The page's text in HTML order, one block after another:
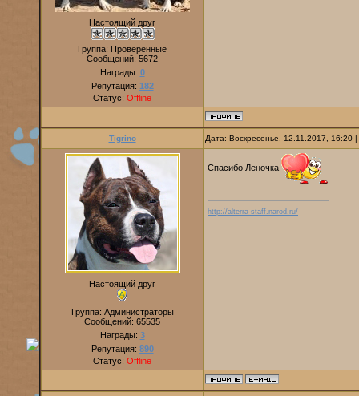
Настоящий друг
Группа: Проверенные
Сообщений: 5672
Награды: 0
Репутация: 182
Статус: Offline
Tigrino Дата: Воскресенье, 12.11.2017,
Настоящий друг
Группа: Администраторы
Сообщений: 65535
Награды: 3
Репутация: 890
Статус: Offline
Спасибо Леночка
http://alterra-staff.narod.ru/